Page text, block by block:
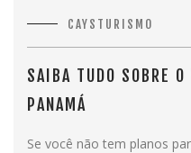
CAYSTURISMO
SAIBA TUDO SOBRE O
PANAMÁ
Se você não tem planos